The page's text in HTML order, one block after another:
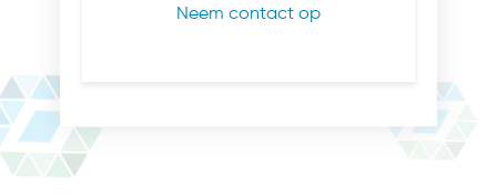
Neem contact op